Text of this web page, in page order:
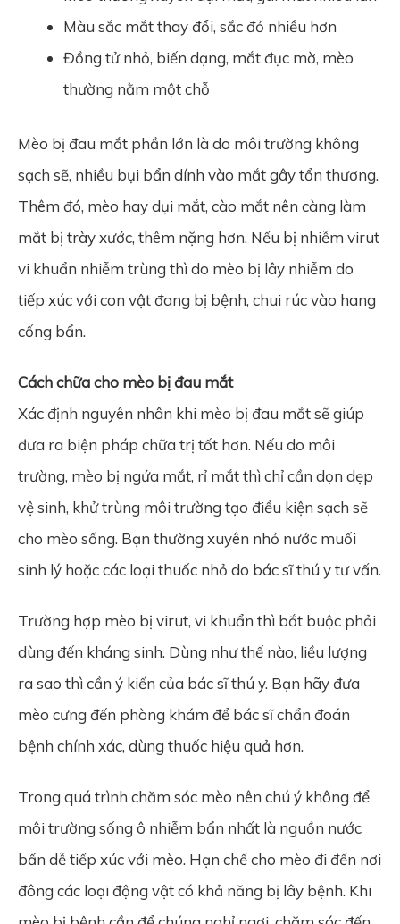
Màu sắc mắt thay đổi, sắc đỏ nhiều hơn
Đồng tử nhỏ, biến dạng, mắt đục mờ, mèo
thường nằm một chỗ
Mèo bị đau mắt phần lớn là do môi trường không
sạch sẽ, nhiều bụi bẩn dính vào mắt gây tổn thương.
Thêm đó, mèo hay dụi mắt, cào mắt nên càng làm
mắt bị trày xước, thêm nặng hơn. Nếu bị nhiễm virut
vi khuẩn nhiễm trùng thì do mèo bị lây nhiễm do
tiếp xúc với con vật đang bị bệnh, chui rúc vào hang
cống bẩn.
Cách chữa cho mèo bị đau mắt
Xác định nguyên nhân khi mèo bị đau mắt sẽ giúp
đưa ra biện pháp chữa trị tốt hơn. Nếu do môi
trường, mèo bị ngứa mắt, rỉ mắt thì chỉ cần dọn dẹp
vệ sinh, khử trùng môi trường tạo điều kiện sạch sẽ
cho mèo sống. Bạn thường xuyên nhỏ nước muối
sinh lý hoặc các loại thuốc nhỏ do bác sĩ thú y tư vấn.
Trường hợp mèo bị virut, vi khuẩn thì bắt buộc phải
dùng đến kháng sinh. Dùng như thế nào, liều lượng
ra sao thì cần ý kiến của bác sĩ thú y. Bạn hãy đưa
mèo cưng đến phòng khám để bác sĩ chẩn đoán
bệnh chính xác, dùng thuốc hiệu quả hơn.
Trong quá trình chăm sóc mèo nên chú ý không để
môi trường sống ô nhiễm bẩn nhất là nguồn nước
bẩn dễ tiếp xúc với mèo. Hạn chế cho mèo đi đến nơi
đông các loại động vật có khả năng bị lây bệnh. Khi